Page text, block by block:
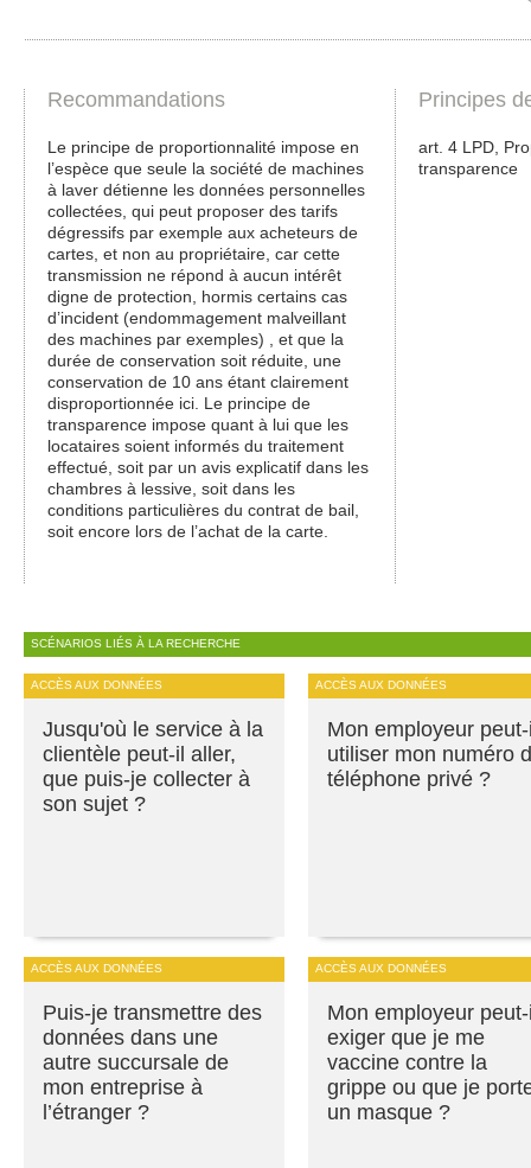
Recommandations
Le principe de proportionnalité impose en
l’espèce que seule la société de machines
à laver détienne les données personnelles
collectées, qui peut proposer des tarifs
dégressifs par exemple aux acheteurs de
cartes, et non au propriétaire, car cette
transmission ne répond à aucun intérêt
digne de protection, hormis certains cas
d’incident (endommagement malveillant
des machines par exemples) , et que la
durée de conservation soit réduite, une
conservation de 10 ans étant clairement
disproportionnée ici. Le principe de
transparence impose quant à lui que les
locataires soient informés du traitement
effectué, soit par un avis explicatif dans les
chambres à lessive, soit dans les
conditions particulières du contrat de bail,
soit encore lors de l’achat de la carte.
Principes
art. 4 LPD,
transparence
SCÉNARIOS LIÉS À LA RECHERCHE
ACCÈS AUX DONNÉES
Jusqu'où le service à la
clientèle peut-il aller,
que puis-je collecter à
son sujet ?
ACCÈS AUX DONNÉES
Mon employeur
utiliser mon numéro
téléphone privé ?
ACCÈS AUX DONNÉES
Puis-je transmettre des
données dans une
autre succursale de
mon entreprise à
l’étranger ?
ACCÈS AUX DONNÉES
Mon employeur
exiger que je me
vaccine contre la
grippe ou que je
un masque ?